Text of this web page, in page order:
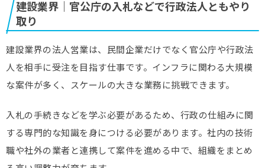
建設業界｜官公庁の入札などで行政法人ともやり
取り
建設業界の法人営業は、民間企業だけでなく官公庁や行政法
人を相手に受注を目指す仕事です。インフラに関わる大規模
な案件が多く、スケールの大きな業務に挑戦できます。
入札の手続きなどを学ぶ必要があるため、行政の仕組みに関
する専門的な知識を身につける必要があります。社内の技術
職や社外の業者と連携して案件を進める中で、組織をまとめ